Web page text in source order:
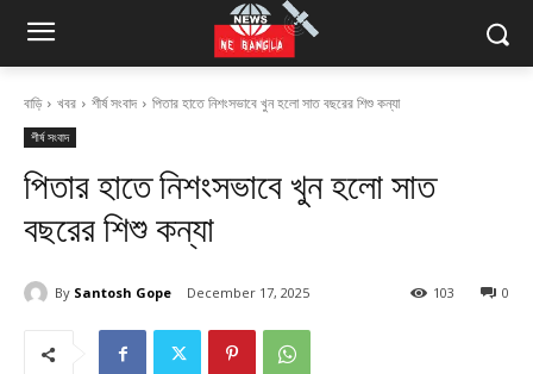
বাড়ি খবর শীর্ষ সংবাদ পিতার হাতে নিশংসভাবে খুন হলো সাত বছরের শিশু কন্যা
শীর্ষ সংবাদ
পিতার হাতে নিশংসভাবে খুন হলো সাত
বছরের শিশু কন্যা
By Santosh Gope December 17, 2025 0
103